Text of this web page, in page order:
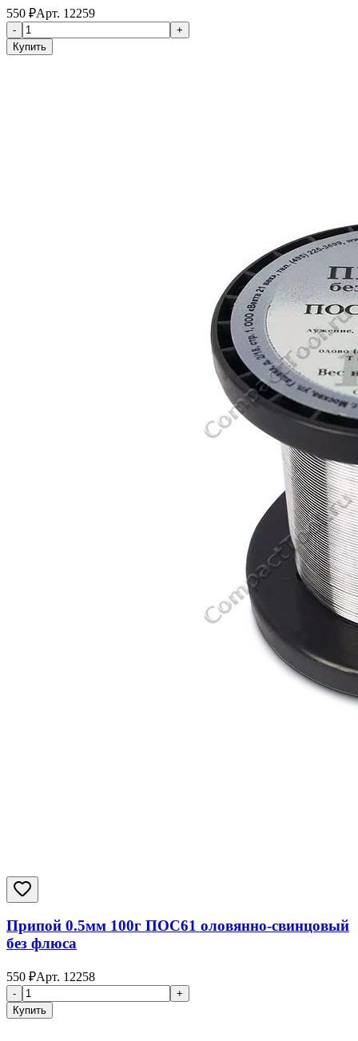
550 ₽Арт. 12259
-
+
Купить
Припой 0.5мм 100г ПОС61 оловянно-свинцовый
без флюса
550 ₽Арт. 12258
-
+
Купить